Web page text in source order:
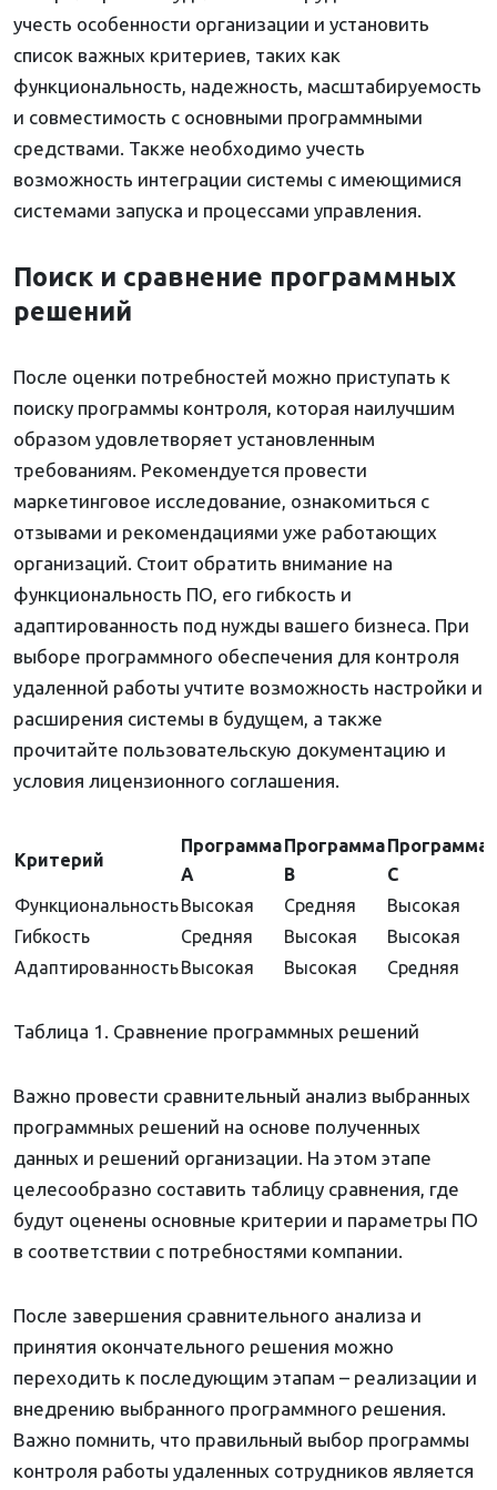
учесть особенности организации и установить
список важных критериев, таких как
функциональность, надежность, масштабируемость
и совместимость с основными программными
средствами. Также необходимо учесть
возможность интеграции системы с имеющимися
системами запуска и процессами управления.
Поиск и сравнение программных
решений
После оценки потребностей можно приступать к
поиску программы контроля, которая наилучшим
образом удовлетворяет установленным
требованиям. Рекомендуется провести
маркетинговое исследование, ознакомиться с
отзывами и рекомендациями уже работающих
организаций. Стоит обратить внимание на
функциональность ПО, его гибкость и
адаптированность под нужды вашего бизнеса. При
выборе программного обеспечения для контроля
удаленной работы учтите возможность настройки и
расширения системы в будущем, а также
прочитайте пользовательскую документацию и
условия лицензионного соглашения.
Критерий
Программа
A
Программа
B
Программа
C
ФункциональностьВысокая Средняя
Высокая
Гибкость
Средняя Высокая
Высокая
АдаптированностьВысокая Высокая Средняя
Таблица 1. Сравнение программных решений
Важно провести сравнительный анализ выбранных
программных решений на основе полученных
данных и решений организации. На этом этапе
целесообразно составить таблицу сравнения, где
будут оценены основные критерии и параметры ПО
в соответствии с потребностями компании.
После завершения сравнительного анализа и
принятия окончательного решения можно
переходить к последующим этапам – реализации и
внедрению выбранного программного решения.
Важно помнить, что правильный выбор программы
контроля работы удаленных сотрудников является